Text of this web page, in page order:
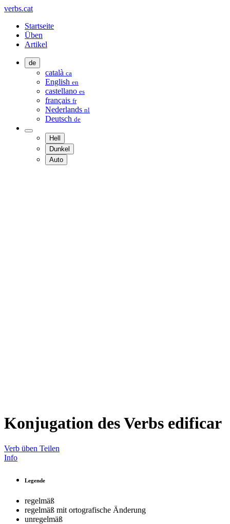
verbs.cat
Startseite
Üben
Artikel
de
català ca
English en
castellano es
français fr
Nederlands nl
Deutsch de
Hell
Dunkel
Auto
Konjugation des Verbs edificar
Verb üben Teilen
Info
Legende
regelmäß
regelmäß mit ortografische Änderung
unregelmäß